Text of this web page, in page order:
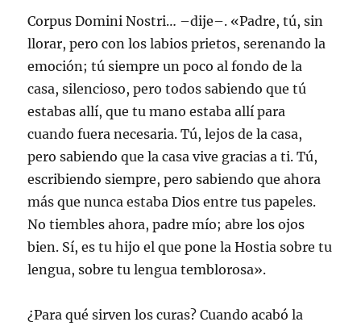
Corpus Domini Nostri… –dije–. «Padre, tú, sin
llorar, pero con los labios prietos, serenando la
emoción; tú siempre un poco al fondo de la
casa, silencioso, pero todos sabiendo que tú
estabas allí, que tu mano estaba allí para
cuando fuera necesaria. Tú, lejos de la casa,
pero sabiendo que la casa vive gracias a ti. Tú,
escribiendo siempre, pero sabiendo que ahora
más que nunca estaba Dios entre tus papeles.
No tiembles ahora, padre mío; abre los ojos
bien. Sí, es tu hijo el que pone la Hostia sobre tu
lengua, sobre tu lengua temblorosa».
¿Para qué sirven los curas? Cuando acabó la